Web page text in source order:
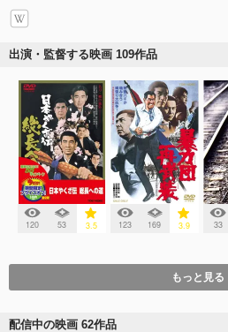
出演・監督する映画 109作品
120 53 3.5 123 169 3.9 33
もっと見る
配信中の映画 62作品